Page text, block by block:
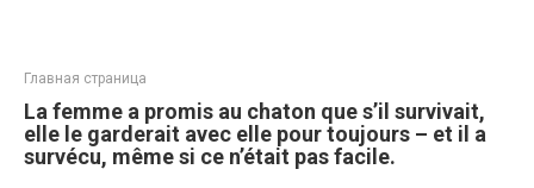
Главная страница
La femme a promis au chaton que s’il survivait,
elle le garderait avec elle pour toujours – et il a
survécu, même si ce n’était pas facile.